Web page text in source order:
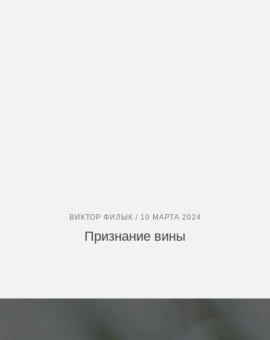
ВИКТОР ФИЛЫК / 10 МАРТА 2024
Признание вины